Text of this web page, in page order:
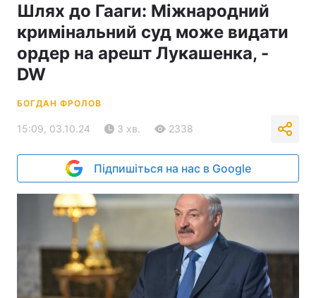
Шлях до Гааги: Міжнародний
кримінальний суд може видати
ордер на арешт Лукашенка, -
DW
БОГДАН ФРОЛОВ
15:09, 03.10.24 3 хв. 2338
Підпишіться на нас в Google